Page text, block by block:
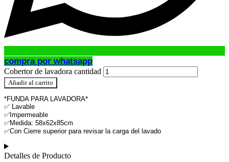
compra por whatsapp
Cobertor de lavadora cantidad
Añadir al carrito
*FUNDA PARA LAVADORA*
✅ Lavable
✅Impermeable
✅Medida: 58x62x85cm
✅Con Cierre superior para revisar la carga del lavado
Detalles de Producto